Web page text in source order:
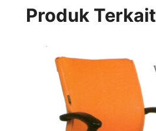
Produk Terkait